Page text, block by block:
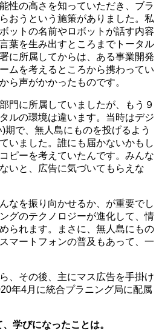
性の高さを知っていただき、ブラ
おうという施策がありました。私
ットの名前やロボットが話す内容
葉を生み出すところまでトータル
に所属してからは、ある事業開発
ムを考えるところから携わってい
ら声がかかったものです。
門に所属していましたが、もう９
ルの環境は違います。当時はデジ
期で、無人島にものを投げるよう
いました。誰にも届かないかもし
ピーを考えていたんです。みんな
いと、広告に気づいてもらえな
なを振り向かせるか、が重要でし
グのテクノロジーが進化して、情
られます。まさに、無人島にもの
マートフォンの普及もあって、一
、その後、主にマス広告を手掛け
年4月に統合プラニング局に配属
学びになったことは。